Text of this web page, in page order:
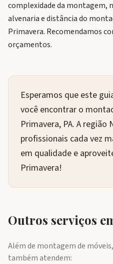
complexidade da montagem,
alvenaria e distância do
Primavera. Recomendamos
orçamentos.
Esperamos que este
você encontrar o
Primavera, PA. A
profissionais cada vez
em qualidade e
Primavera!
Outros serviços
Além de montagem de
também atendem: